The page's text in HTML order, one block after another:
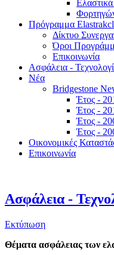
Πρόγραμμα
Δίκτυο
Όροι
Επικοινωνία
Ασφάλεια -
Νέα
Bridgestone
Έτος -
Έτος -
Έτος -
Έτος -
Οικονομικές
Επικοινωνία
Ασφάλεια -
Εκτύπωση
Θέματα ασφάλειας των